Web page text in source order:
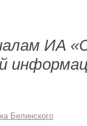
ИА
Белинского